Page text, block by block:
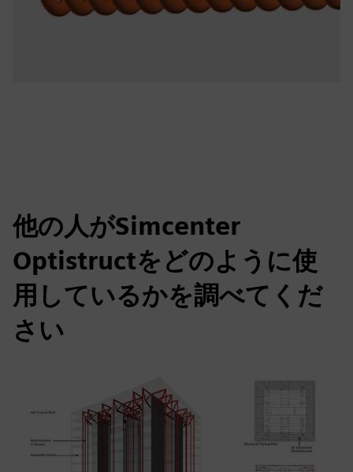
他の人がSimcenter
Optistructをどのように使
用しているかを調べてくだ
さい